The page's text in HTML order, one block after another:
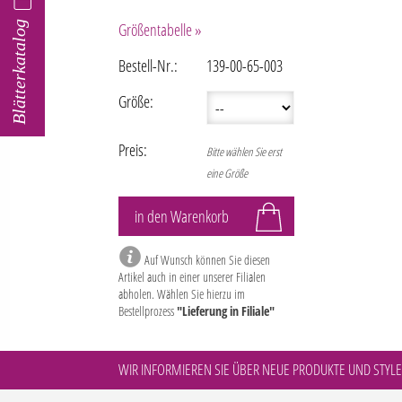
Blätterkatalog
Größentabelle »
Bestell-Nr.:
139-00-65-003
Größe:
Preis:
Bitte wählen Sie erst
eine Größe
Auf Wunsch können Sie diesen
Artikel auch in einer unserer Filialen
abholen. Wählen Sie hierzu im
Bestellprozess"Lieferung in Filiale"
WIR INFORMIEREN SIE ÜBER NEUE PRODUKTE UND